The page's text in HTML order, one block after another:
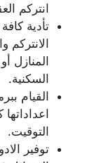
انتركم
تأدية
الانتركم
المنازل
السكنية.
القيام
التوقيت.
توفير